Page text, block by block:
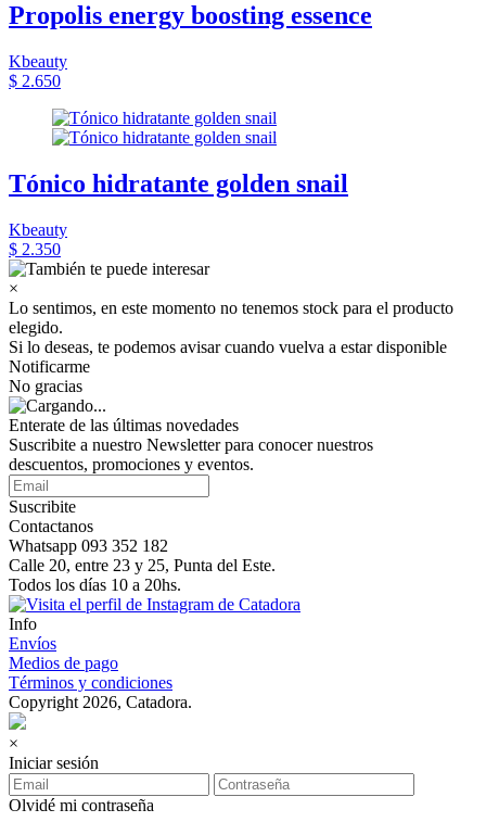
Propolis energy boosting essence
Kbeauty
$ 2.650
Tónico hidratante golden snail
Kbeauty
$ 2.350
×
Lo sentimos, en este momento no tenemos stock para el producto
elegido.
Si lo deseas, te podemos avisar cuando vuelva a estar disponible
Notificarme
No gracias
Enterate de las últimas novedades
Suscribite a nuestro Newsletter para conocer nuestros
descuentos, promociones y eventos.
Suscribite
Contactanos
Whatsapp 093 352 182
Calle 20, entre 23 y 25, Punta del Este.
Todos los días 10 a 20hs.
Info
Envíos
Medios de pago
Términos y condiciones
Copyright 2026, Catadora.
×
Iniciar sesión
Olvidé mi contraseña